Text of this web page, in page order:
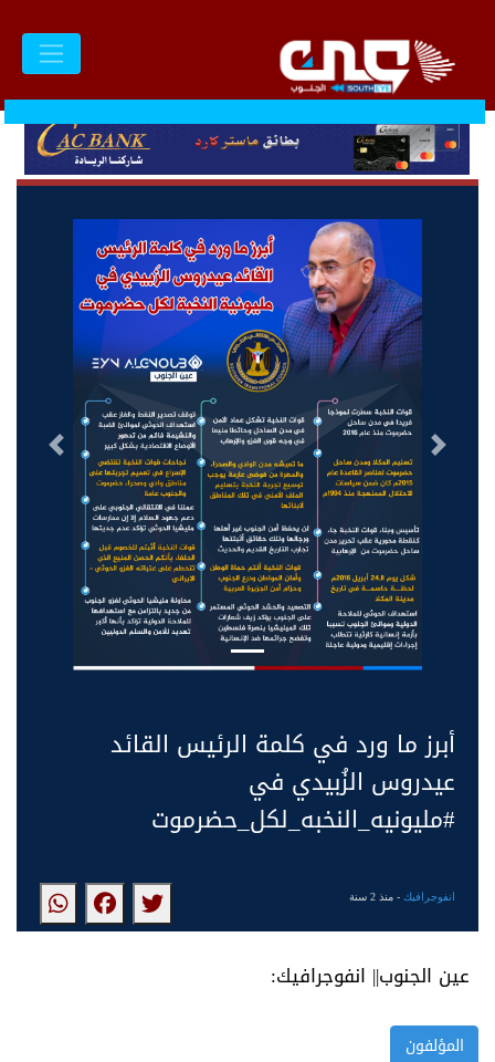
التالى السابق
أبرز ما ورد في كلمة الرئيس القائد
عيدروس الزُبيدي في
#مليونيه_النخبه_لكل_حضرموت
انفوجرافيك- منذ 2 سنة
عين الجنوب|| انفوجرافيك:
المؤلفون